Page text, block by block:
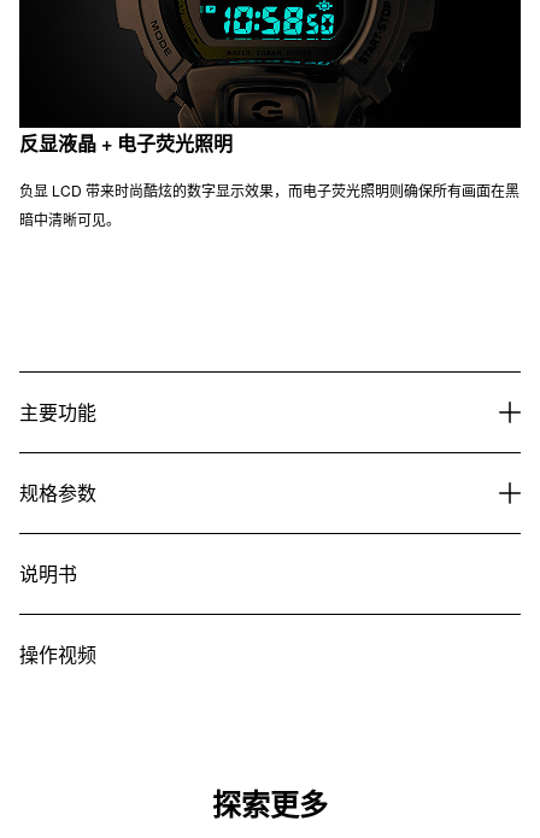
反显液晶 + 电子荧光照明
负显 LCD 带来时尚酷炫的数字显示效果，而电子荧光照明则确保所有画面在黑
暗中清晰可见。
主要功能
规格参数
说明书
操作视频
探索更多